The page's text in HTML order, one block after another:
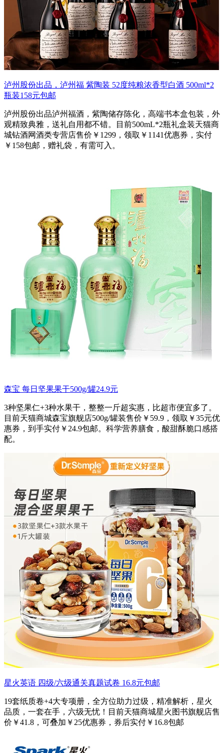
泸州股份出品，泸州福 紫陶装 52度纯粮浓香型白酒 500ml*2
瓶装158元包邮
泸州股份出品泸州福酒，紫陶储存陈化，高端书本盒包装，外
观精致典雅，送礼自用都不错。目前500mL*2瓶礼盒装天猫商
城钻酒网酒类专营店售价￥1299，领取￥1141优惠券，实付
￥158包邮，赠礼袋，有需可入。
森宝 每日坚果果干500g/罐24.9元
3种坚果仁+3种水果干，整整一斤超实惠，比超市便宜多了。
目前天猫商城森宝旗舰店500g/罐装售价￥59.9，领取￥35元优
惠券，到手实付￥24.9包邮。科学营养膳食，酸甜酥脆口感搭
配。
星火英语 四级/六级通关真题试卷 16.8元包邮
19套纸质卷+4大专项册，全方位助力过级，精准解析，星火
品质，一套在手，六级无忧！目前天猫商城星火图书旗舰店售
价￥41.8，可叠加￥25优惠券，券后实付￥16.8包邮